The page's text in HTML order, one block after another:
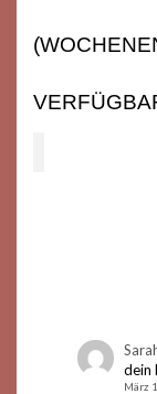
dein
März